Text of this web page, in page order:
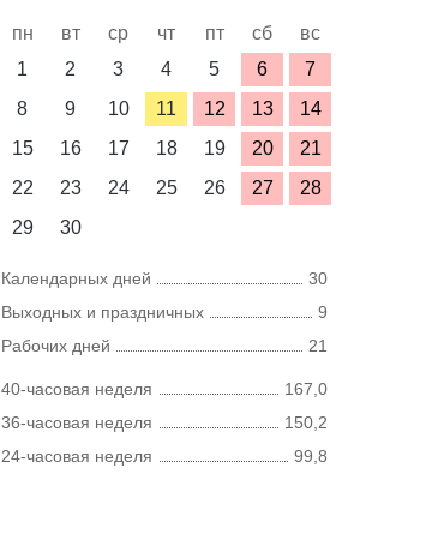
пн вт ср чт пт сб
вс
1
2 3 4 5 6
7
8
9 10 11 12 13
14
15
16 17 18 19 20
21
22
23 24 25 26 27
28
29
30
Календарных дней
30
Выходных и праздничных
9
Рабочих дней
21
40-часовая неделя
167,0
36-часовая неделя
150,2
24-часовая неделя
99,8